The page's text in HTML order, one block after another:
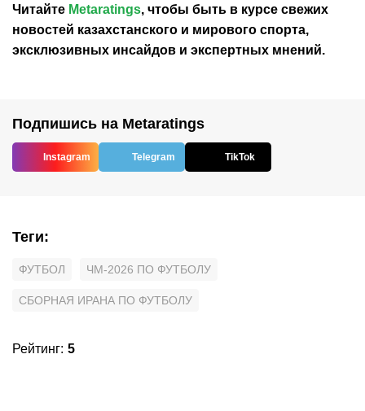
Читайте Metaratings, чтобы быть в курсе свежих
новостей казахстанского и мирового спорта,
эксклюзивных инсайдов и экспертных мнений.
Подпишись на Metaratings
Instagram Telegram TikTok
Теги:
ФУТБОЛ ЧМ-2026 ПО ФУТБОЛУ
СБОРНАЯ ИРАНА ПО ФУТБОЛУ
Рейтинг: 5